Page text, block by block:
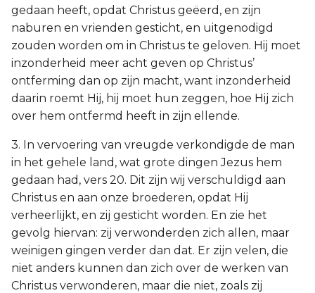
gedaan heeft, opdat Christus geëerd, en zijn
naburen en vrienden gesticht, en uitgenodigd
zouden worden om in Christus te geloven. Hij moet
inzonderheid meer acht geven op Christus’
ontferming dan op zijn macht, want inzonderheid
daarin roemt Hij, hij moet hun zeggen, hoe Hij zich
over hem ontfermd heeft in zijn ellende.
3. In vervoering van vreugde verkondigde de man
in het gehele land, wat grote dingen Jezus hem
gedaan had, vers 20. Dit zijn wij verschuldigd aan
Christus en aan onze broederen, opdat Hij
verheerlijkt, en zij gesticht worden. En zie het
gevolg hiervan: zij verwonderden zich allen, maar
weinigen gingen verder dan dat. Er zijn velen, die
niet anders kunnen dan zich over de werken van
Christus verwonderen, maar die niet, zoals zij